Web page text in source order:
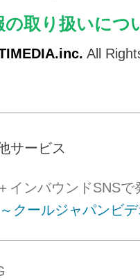
の取り扱いにつ
All
サービス
インバウンドSNSで
クールジャパンビ